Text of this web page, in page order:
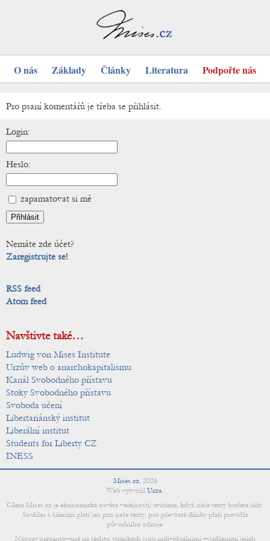
O nás Základy Články Literatura Podpořte nás
Pro psaní komentářů je třeba se přihlásit.
Login:
Heslo:
zapamatovat si mě
Nemáte zde účet?
Zaregistrujte se!
RSS feed
Atom feed
Navštivte také…
Ludwig von Mises Institute
Urzův web o anarchokapitalismu
Kanál Svobodného přístavu
Stoky Svobodného přístavu
Svoboda učení
Libertariánský institut
Liberální institut
Students for Liberty CZ
INESS
Mises.cz, 2026
Web vytvořil Urza.
Cílem Mises.cz je ekonomická osvěta veřejnosti; uvítáme, když naše texty budete šířit.
Souhlas s šířením platí jen pro naše texty; pro převzaté články platí pravidla
původního zdroje.
Názory prezentované na těchto stránkách jsou individuálními vyjádřeními jejich